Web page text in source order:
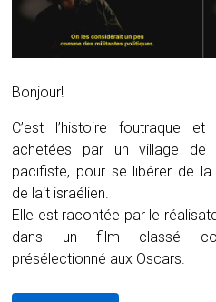
Bonjour!
C’est l’histoire foutraque
achetées par un village de
pacifiste, pour se libérer de la
de lait israélien.
Elle est racontée par le
dans un film classé
présélectionné aux Oscars.